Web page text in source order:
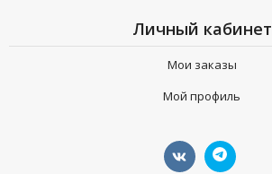
Личный кабинет
Мои заказы
Мой профиль